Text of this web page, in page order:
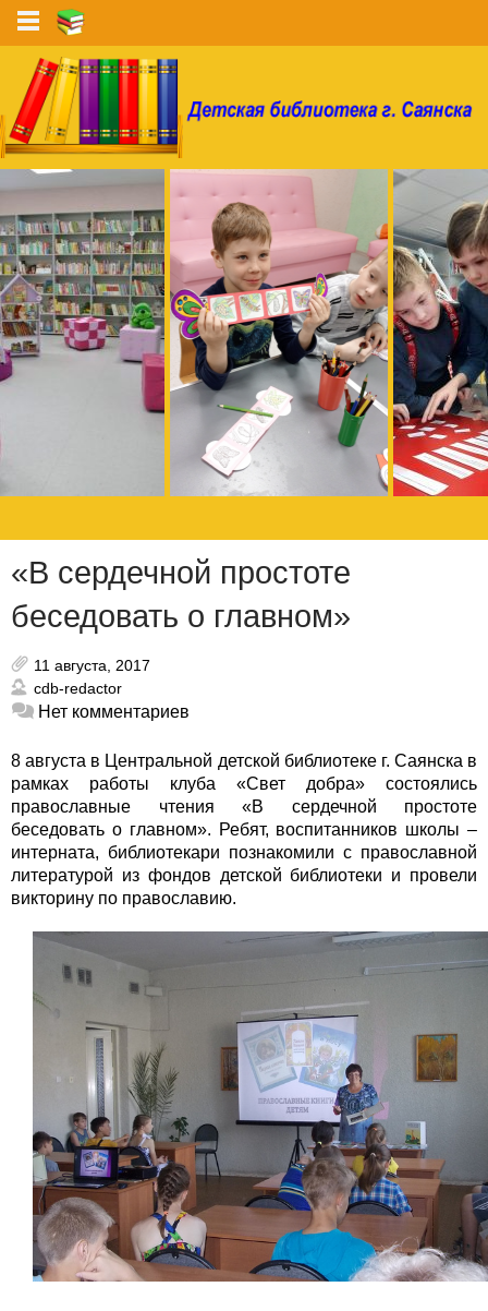
«В сердечной простоте
беседовать о главном»
11 августа, 2017
cdb-redactor
Нет комментариев
8 августа в Центральной детской библиотеке г. Саянска в
рамках работы клуба «Свет добра» состоялись
православные чтения «В сердечной простоте
беседовать о главном». Ребят, воспитанников школы –
интерната, библиотекари познакомили с православной
литературой из фондов детской библиотеки и провели
викторину по православию.